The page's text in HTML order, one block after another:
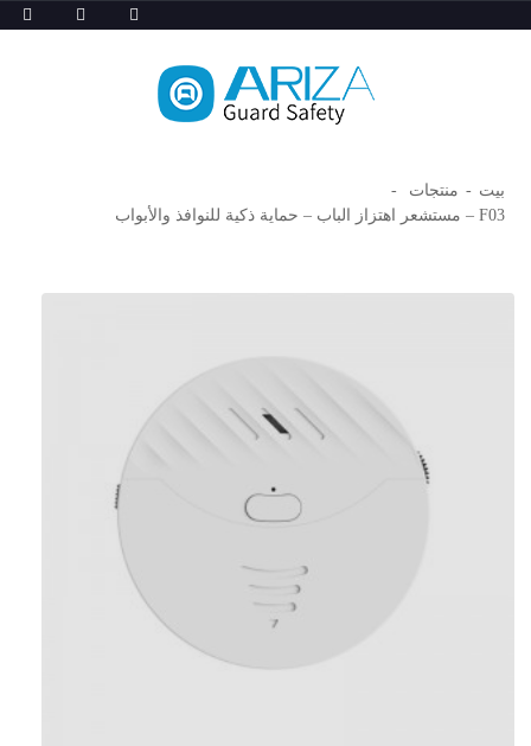
بيت
منتجات
F03 – مستشعر اهتزاز الباب – حماية ذكية للنوافذ والأبواب